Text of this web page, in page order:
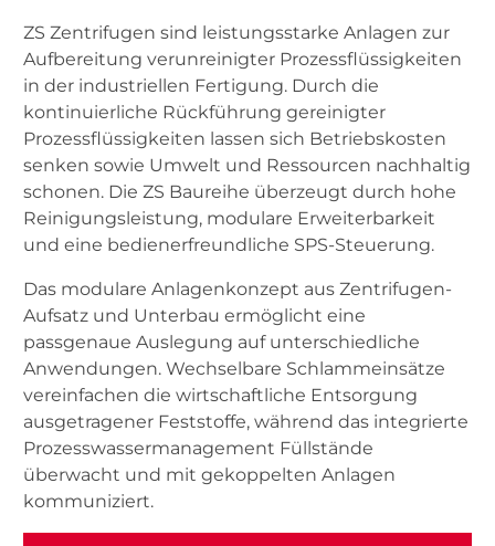
ZS Zentrifugen sind leistungsstarke Anlagen zur
Aufbereitung verunreinigter Prozessflüssigkeiten
in der industriellen Fertigung. Durch die
kontinuierliche Rückführung gereinigter
Prozessflüssigkeiten lassen sich Betriebskosten
senken sowie Umwelt und Ressourcen nachhaltig
schonen. Die ZS Baureihe überzeugt durch hohe
Reinigungsleistung, modulare Erweiterbarkeit
und eine bedienerfreundliche SPS-Steuerung.
Das modulare Anlagenkonzept aus Zentrifugen-
Aufsatz und Unterbau ermöglicht eine
passgenaue Auslegung auf unterschiedliche
Anwendungen. Wechselbare Schlammeinsätze
vereinfachen die wirtschaftliche Entsorgung
ausgetragener Feststoffe, während das integrierte
Prozesswassermanagement Füllstände
überwacht und mit gekoppelten Anlagen
kommuniziert.